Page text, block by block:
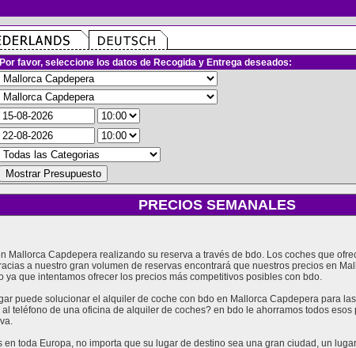
Por favor, seleccione los datos de Recogida y Entrega deseados:
PRECIOS SEMANALES
Mallorca Capdepera realizando su reserva a través de bdo. Los coches que
a nuestro gran volumen de reservas encontrará que nuestros precios en
que intentamos ofrecer los precios más competitivos posibles con bdo.
puede solucionar el alquiler de coche con bdo en Mallorca Capdepera para
teléfono de una oficina de alquiler de coches? en bdo le ahorramos todos
toda Europa, no importa que su lugar de destino sea una gran ciudad, un